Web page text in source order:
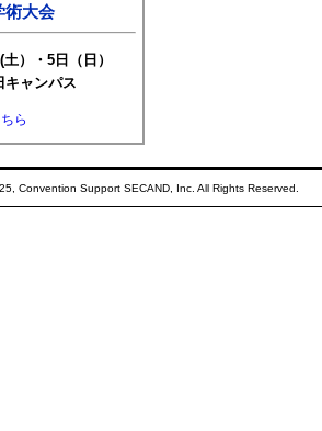
術大会
）・5日（日）
ャンパス
ら
Convention Support SECAND, Inc. All Rights Reserved.